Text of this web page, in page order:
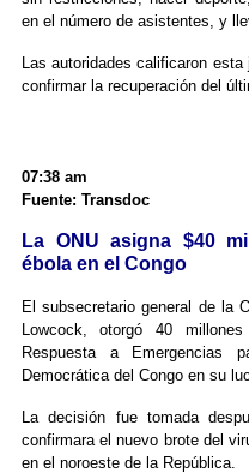
en el número de asistentes, y
Las autoridades calificaron
confirmar la recuperación del
07:38 am
Fuente: Transdoc
La ONU asigna $40
ébola en el Congo
El subsecretario general de la
Lowcock, otorgó 40
Respuesta a Emergencias
Democrática del Congo en su
La decisión fue tomada
confirmara el nuevo brote del
en el noroeste de la República.